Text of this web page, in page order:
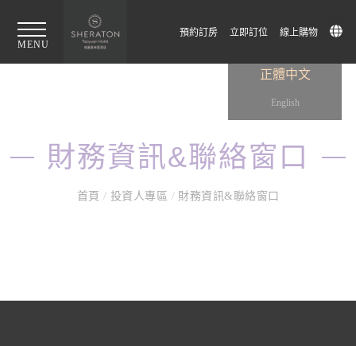
MENU
預約訂房 立即訂位 線上購物
正體中文
English
財務資訊&聯絡窗口
首頁 / 投資人專區 / 財務資訊&聯絡窗口